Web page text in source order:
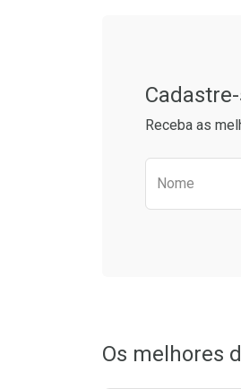
Ativar Desconto
Receba as
Nome
Os melhores